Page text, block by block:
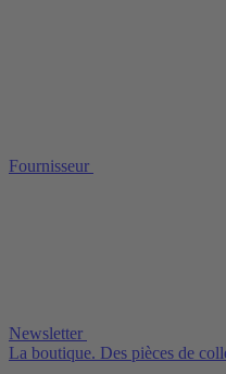
Fournisseur
Newsletter
La boutique. Des pièces de